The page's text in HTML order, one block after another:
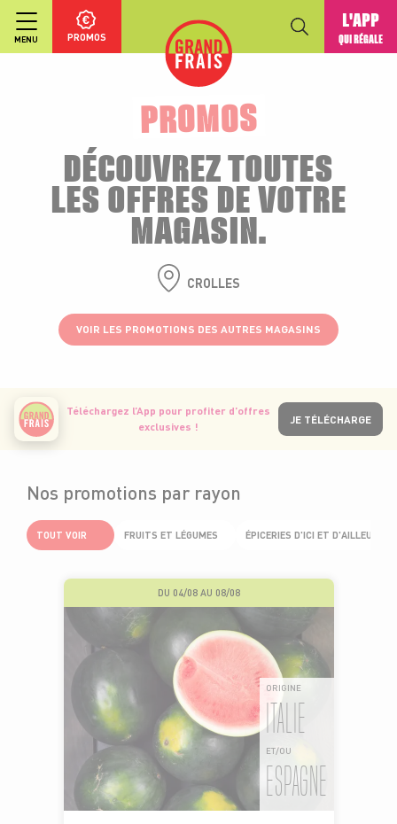
MENU PROMOS
L'APP
QUI RÉGALE
PROMOS
DÉCOUVREZ TOUTES
LES OFFRES DE VOTRE
MAGASIN.
CROLLES
VOIR LES PROMOTIONS DES AUTRES MAGASINS
Téléchargez l’App pour profiter d’offres
exclusives !
JE TÉLÉCHARGE
Nos promotions par rayon
TOUT VOIR FRUITS ET LÉGUMES ÉPICERIES D'ICI ET D'AILLEURS
DU 04/08 AU 08/08
ORIGINE
ITALIE
ET/OU
ESPAGNE